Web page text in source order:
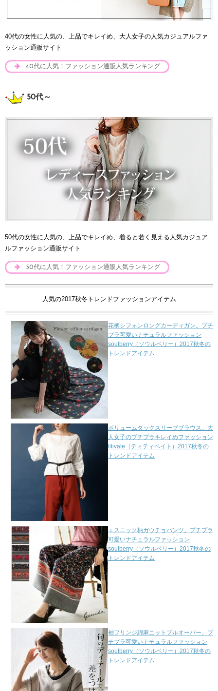
40代の女性に人気の、上品でキレイめ、大人女子の人気カジュアルファ
ッション通販サイト
40代に人気！ファッション通販人気ランキング
50代～
50代の女性に人気の、上品でキレイめ、着ると若く見える人気カジュア
ルファッション通販サイト
50代に人気！ファッション通販人気ランキング
人気の2017秋冬トレンドファッションアイテム
花柄シフォンロングカーディガン。プチ
プラ可愛いナチュラルファッション
soulberry（ソウルベリー）2017秋冬の
トレンドアイテム
ボリュームタックスリーブブラウス。大
人女子のプチプラキレイめファッション
titivate（ティティベイト）2017秋冬の
トレンドアイテム
エスニック柄ガウチョパンツ。プチプラ
可愛いナチュラルファッション
soulberry（ソウルベリー）2017秋冬の
トレンドアイテム
袖フリンジ綿麻ニットプルオーバー。プ
チプラ可愛いナチュラルファッション
soulberry（ソウルベリー）2017秋冬の
トレンドアイテム